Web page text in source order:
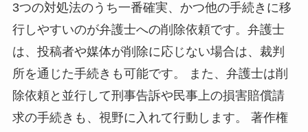
3つの対処法のうち一番確実、かつ他の手続きに移
行しやすいのが弁護士への削除依頼です。弁護士
は、投稿者や媒体が削除に応じない場合は、裁判
所を通じた手続きも可能です。 また、弁護士は削
除依頼と並行して刑事告訴や民事上の損害賠償請
求の手続きも、視野に入れて行動します。 著作権